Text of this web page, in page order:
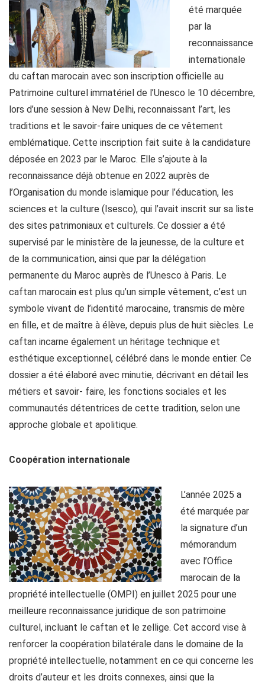
été marquée
par la
reconnaissance
internationale
du caftan marocain avec son inscription officielle au
Patrimoine culturel immatériel de l’Unesco le 10 décembre,
lors d’une session à New Delhi, reconnaissant l’art, les
traditions et le savoir-faire uniques de ce vêtement
emblématique. Cette inscription fait suite à la candidature
déposée en 2023 par le Maroc. Elle s’ajoute à la
reconnaissance déjà obtenue en 2022 auprès de
l’Organisation du monde islamique pour l’éducation, les
sciences et la culture (Isesco), qui l’avait inscrit sur sa liste
des sites patrimoniaux et culturels. Ce dossier a été
supervisé par le ministère de la jeunesse, de la culture et
de la communication, ainsi que par la délégation
permanente du Maroc auprès de l’Unesco à Paris. Le
caftan marocain est plus qu’un simple vêtement, c’est un
symbole vivant de l’identité marocaine, transmis de mère
en fille, et de maître à élève, depuis plus de huit siècles. Le
caftan incarne également un héritage technique et
esthétique exceptionnel, célébré dans le monde entier. Ce
dossier a été élaboré avec minutie, décrivant en détail les
métiers et savoir- faire, les fonctions sociales et les
communautés détentrices de cette tradition, selon une
approche globale et apolitique.
Coopération internationale
L’année 2025 a
été marquée par
la signature d’un
mémorandum
avec l’Office
marocain de la
propriété intellectuelle (OMPI) en juillet 2025 pour une
meilleure reconnaissance juridique de son patrimoine
culturel, incluant le caftan et le zellige. Cet accord vise à
renforcer la coopération bilatérale dans le domaine de la
propriété intellectuelle, notamment en ce qui concerne les
droits d’auteur et les droits connexes, ainsi que la